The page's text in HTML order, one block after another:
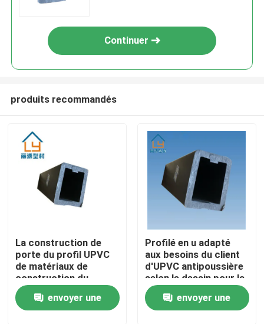
Produits
vidéos
Continuer
produits recommandés
La construction de
porte du profil UPVC
de matériaux de
construction du
rectangle UPVC a
adapté aux besoins du
client
envoyer une
Profilé en u adapté
aux besoins du client
d'UPVC antipoussière
selon le dessin pour la
fenêtre et la porte
envoyer une